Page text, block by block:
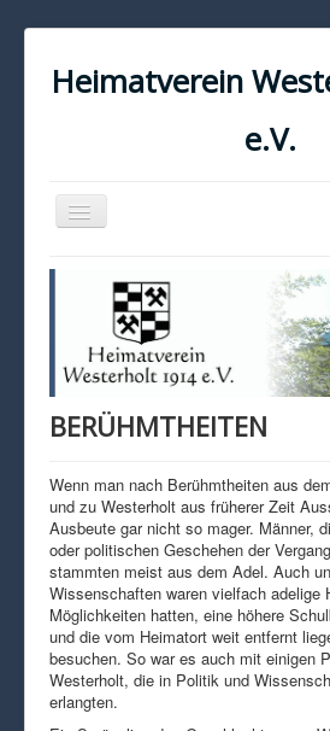
Heimatverein
e.V.
Navigation
an/aus
KONTAKT
IMPRESSUM
DATENSCHUTZ
BERÜHMTHEITEN
Wenn man nach Berühmtheiten aus
und zu Westerholt aus früherer Zeit
Ausbeute gar nicht so mager. Männer,
oder politischen Geschehen der
stammten meist aus dem Adel. Auch
Wissenschaften waren vielfach adelige
Möglichkeiten hatten, eine höhere
und die vom Heimatort weit entfernt
besuchen. So war es auch mit einigen
Westerholt, die in Politik und
erlangten.